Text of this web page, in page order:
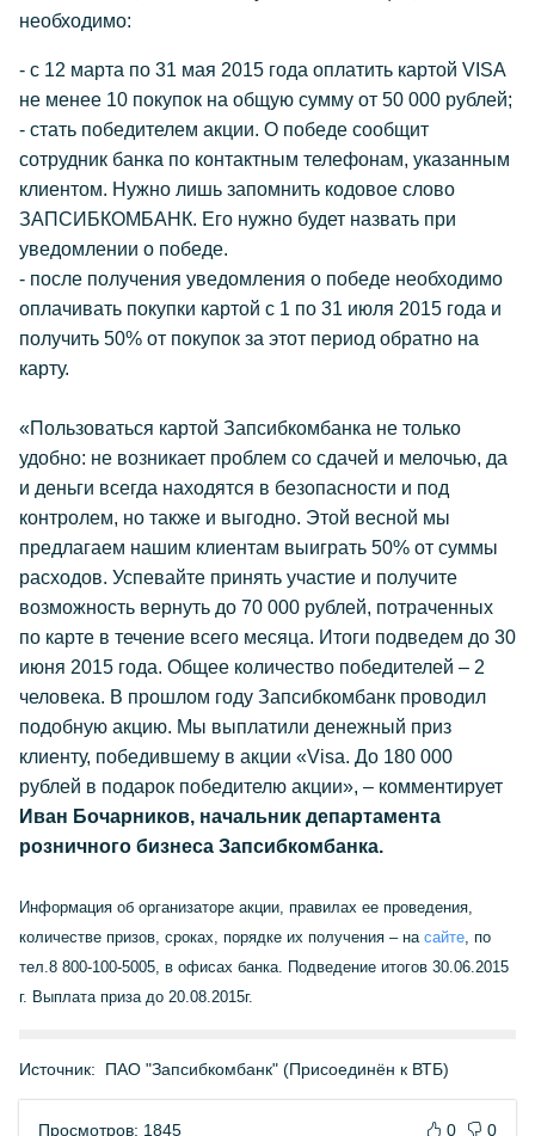
необходимо:
- с 12 марта по 31 мая 2015 года оплатить картой VISA
не менее 10 покупок на общую сумму от 50 000 рублей;
- стать победителем акции. О победе сообщит
сотрудник банка по контактным телефонам, указанным
клиентом. Нужно лишь запомнить кодовое слово
ЗАПСИБКОМБАНК. Его нужно будет назвать при
уведомлении о победе.
- после получения уведомления о победе необходимо
оплачивать покупки картой с 1 по 31 июля 2015 года и
получить 50% от покупок за этот период обратно на
карту.
«Пользоваться картой Запсибкомбанка не только
удобно: не возникает проблем со сдачей и мелочью, да
и деньги всегда находятся в безопасности и под
контролем, но также и выгодно. Этой весной мы
предлагаем нашим клиентам выиграть 50% от суммы
расходов. Успевайте принять участие и получите
возможность вернуть до 70 000 рублей, потраченных
по карте в течение всего месяца. Итоги подведем до 30
июня 2015 года. Общее количество победителей – 2
человека. В прошлом году Запсибкомбанк проводил
подобную акцию. Мы выплатили денежный приз
клиенту, победившему в акции «Visa. До 180 000
рублей в подарок победителю акции», – комментирует
Иван Бочарников, начальник департамента
розничного бизнеса Запсибкомбанка.
Информация об организаторе акции, правилах ее проведения,
количестве призов, сроках, порядке их получения – на сайте, по
тел.8 800-100-5005, в офисах банка. Подведение итогов 30.06.2015
г. Выплата приза до 20.08.2015г.
Источник: ПАО "Запсибкомбанк" (Присоединён к ВТБ)
Просмотров: 1845 0 0